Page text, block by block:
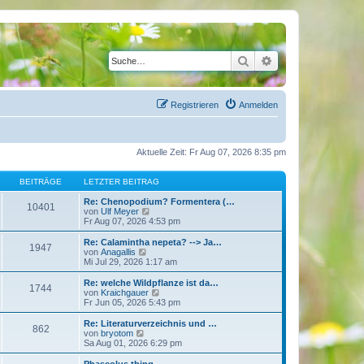
SucheErweiterte Suche
Anmelden
Registrieren
Aktuelle Zeit: Fr Aug 07, 2026 8:35 pm
BEITRÄGE LETZTER BEITRAG
10401
Re: Chenopodium? Formentera (…
von Ulf Meyer
e
u
e
t
r
B
e
i
r
g
Fr Aug 07, 2026 4:53 pm
1947
Re: Calamintha nepeta? --> Ja…
von Anagallis
e
u
e
s
t
B
e
i
Mi Jul 29, 2026 1:17 am
1744
Re: welche Wildpflanze ist da…
von Kraichgauer
e
u
e
t
Fr Jun 05, 2026 5:43 pm
862
Re: Literaturverzeichnis und …
von bryotom
e
u
e
Sa Aug 01, 2026 6:29 pm